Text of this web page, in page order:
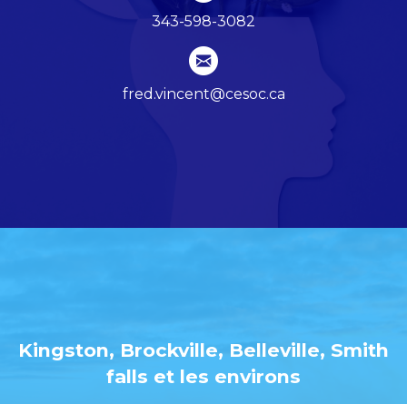
343-598-3082
fred.vincent@cesoc.ca
Kingston, Brockville, Belleville, Smith
falls et les environs